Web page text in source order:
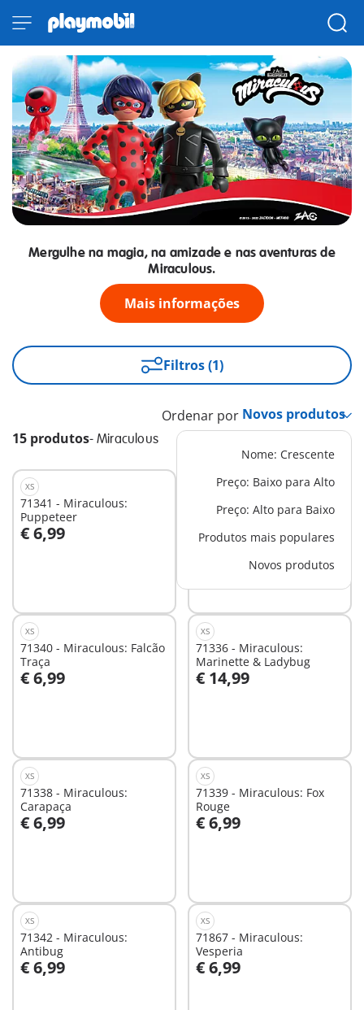
Mergulhe na magia, na amizade e nas aventuras de
Miraculous.
Mais informações
Filtros (1)
15 produtos- Miraculous
Ordenar por
Nome: Crescente
Preço: Baixo para Alto
Preço: Alto para Baixo
Produtos mais populares
Novos produtos
XS
71341 - Miraculous:
Puppeteer
€ 6,99
Ao carrinho
71337 - Miraculous: Adrien
& Cat Noir
€ 14,99
Ao carrinho
XS
71340 - Miraculous: Falcão
Traça
€ 6,99
Ao carrinho
XS
71336 - Miraculous:
Marinette & Ladybug
€ 14,99
Ao carrinho
XS
71338 - Miraculous:
Carapaça
€ 6,99
Ao carrinho
XS
71339 - Miraculous: Fox
Rouge
€ 6,99
Ao carrinho
XS
71342 - Miraculous:
Antibug
€ 6,99
Ao carrinho
XS
71867 - Miraculous:
Vesperia
€ 6,99
Ao carrinho